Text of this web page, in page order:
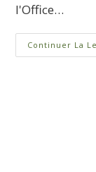
l'Office…
Continuer La